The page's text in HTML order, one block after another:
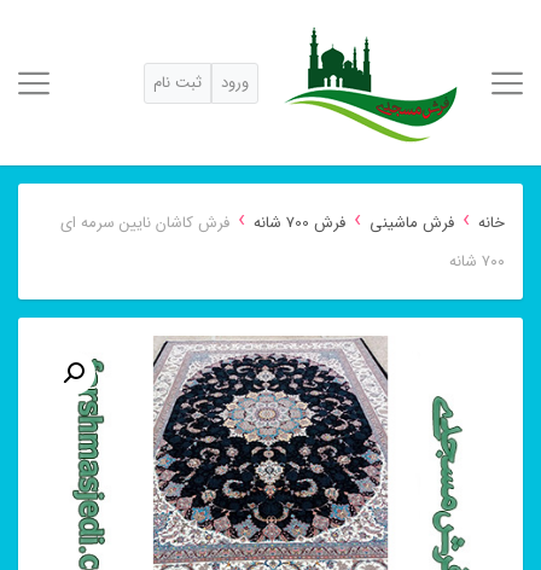
ورود ثبت نام
خانه › فرش ماشینی › فرش 700 شانه › فرش کاشان نایین سرمه ای
۷۰۰ شانه